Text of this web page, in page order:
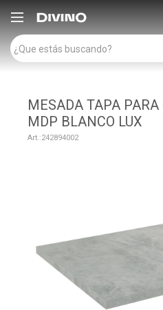

MESADA TAPA
MDP BLANCO LUX
242894002